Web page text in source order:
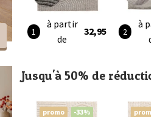
à partir
de
32,95
à
de
Jusqu'à 50% de
promo -33% promo